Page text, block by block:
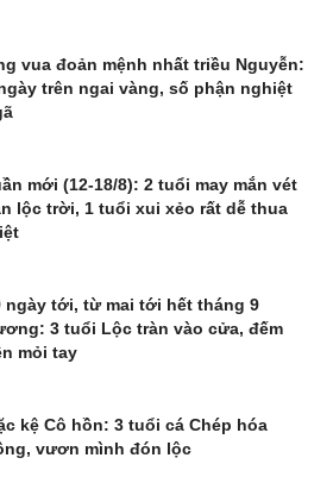
vua đoản mệnh nhất triều Nguyễn:
trên ngai vàng, số phận nghiệt
mới (12-18/8): 2 tuổi may mắn vét
lộc trời, 1 tuổi xui xẻo rất dễ thua
ngày tới, từ mai tới hết tháng 9
3 tuổi Lộc tràn vào cửa, đếm
mỏi tay
kệ Cô hồn: 3 tuổi cá Chép hóa
vươn mình đón lộc